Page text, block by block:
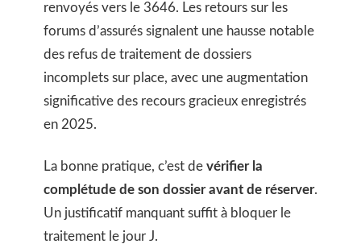
renvoyés vers le 3646. Les retours sur les
forums d’assurés signalent une hausse notable
des refus de traitement de dossiers
incomplets sur place, avec une augmentation
significative des recours gracieux enregistrés
en 2025.
La bonne pratique, c’est de vérifier la
complétude de son dossier avant de réserver.
Un justificatif manquant suffit à bloquer le
traitement le jour J.